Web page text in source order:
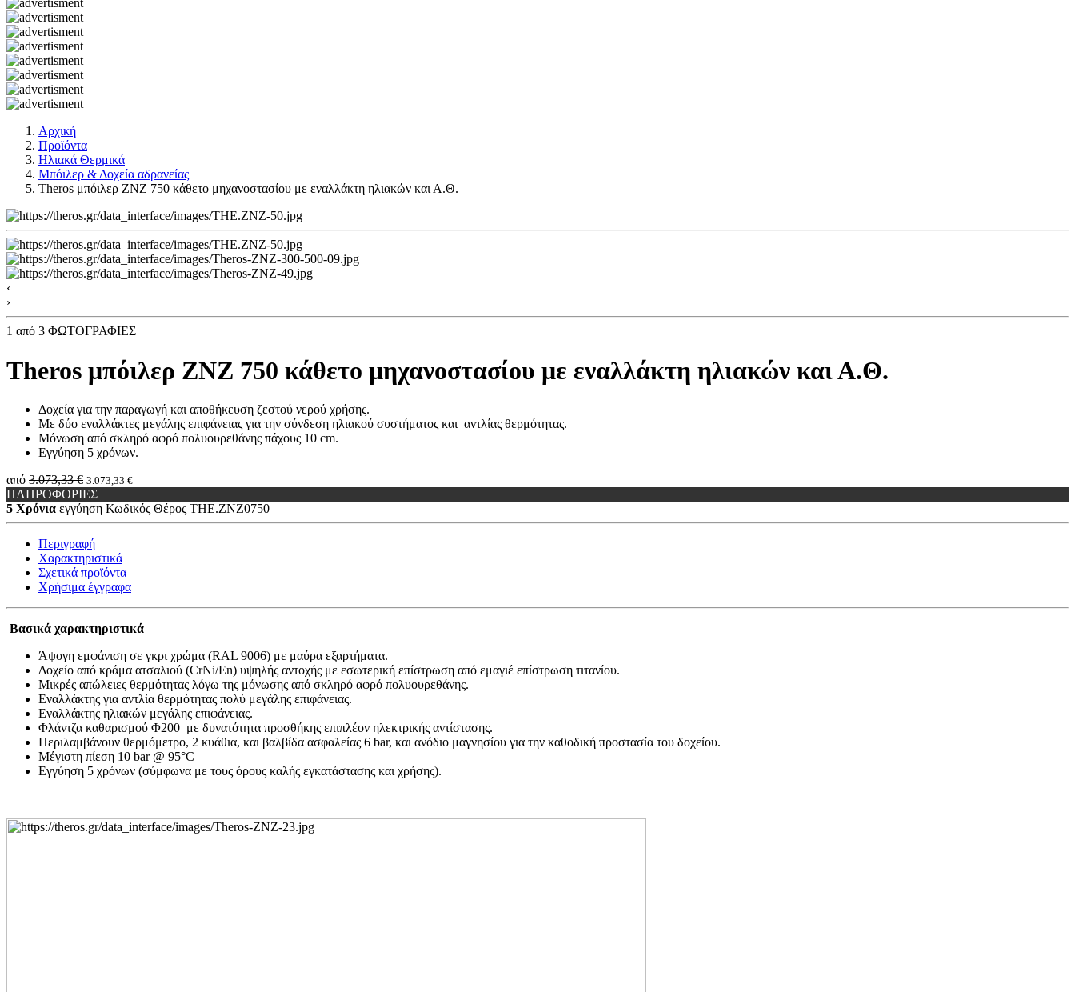
Αρχική
Προϊόντα
Ηλιακά Θερμικά
Μπόιλερ & Δοχεία αδρανείας
Theros μπόιλερ ΖΝZ 750 κάθετο μηχανοστασίου με εναλλάκτη ηλιακών και Α.Θ.
‹
›
1 από 3 ΦΩΤΟΓΡΑΦΙΕΣ
Theros μπόιλερ ΖΝZ 750 κάθετο μηχανοστασίου με εναλλάκτη ηλιακών και Α.Θ.
Δοχεία για την παραγωγή και αποθήκευση ζεστού νερού χρήσης.
Με δύο εναλλάκτες μεγάλης επιφάνειας για την σύνδεση ηλιακού συστήματος και αντλίας θερμότητας.
Mόνωση από σκληρό αφρό πολυουρεθάνης πάχους 10 cm.
Εγγύηση 5 χρόνων.
από 3.073,33 € 3.073,33 €
ΠΛΗΡΟΦΟΡΙΕΣ
5 Χρόνια εγγύηση Κωδικός Θέρος THE.ZNZ0750
Περιγραφή
Χαρακτηριστικά
Σχετικά προϊόντα
Χρήσιμα έγγραφα
Βασικά χαρακτηριστικά
Άψογη εμφάνιση σε γκρι χρώμα (RAL 9006) με μαύρα εξαρτήματα.
Δοχείο από κράμα ατσαλιού (CrNi/En) υψηλής αντοχής με εσωτερική επίστρωση από εμαγιέ επίστρωση τιτανίου.
Μικρές απώλειες θερμότητας λόγω της μόνωσης από σκληρό αφρό πολυουρεθάνης.
Εναλλάκτης για αντλία θερμότητας πολύ μεγάλης επιφάνειας.
Εναλλάκτης ηλιακών μεγάλης επιφάνειας.
Φλάντζα καθαρισμού Φ200 με δυνατότητα προσθήκης επιπλέον ηλεκτρικής αντίστασης.
Περιλαμβάνουν θερμόμετρο, 2 κυάθια, και βαλβίδα ασφαλείας 6 bar, και ανόδιο μαγνησίου για την καθοδική προστασία του δοχείου.
Μέγιστη πίεση 10 bar @ 95°C
Εγγύηση 5 χρόνων (σύμφωνα με τους όρους καλής εγκατάστασης και χρήσης).